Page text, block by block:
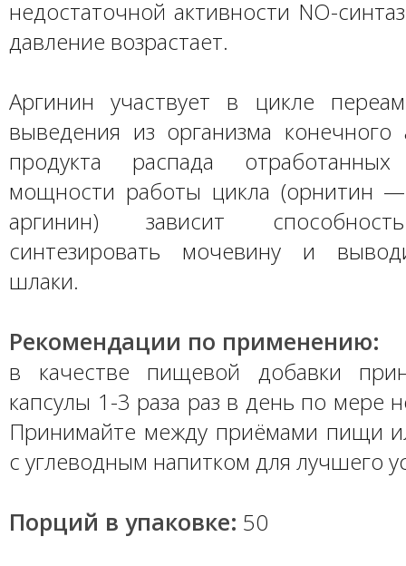
недостаточной активности NO-
давление возрастает.
Аргинин участвует в цикле
выведения из организма конечного
продукта распада
мощности работы цикла (орнитин
аргинин) зависит
синтезировать мочевину и
шлаки.
Рекомендации по применению:
в качестве пищевой добавки
капсулы 1-3 раза раз в день по мере
Принимайте между приёмами пищи
с углеводным напитком для лучшего
Порций в упаковке: 50